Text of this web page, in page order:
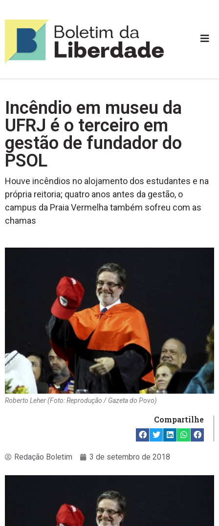
Incêndio em museu da
UFRJ é o terceiro em
gestão de fundador do
PSOL
Houve incêndios no alojamento dos estudantes e na
própria reitoria; quatro anos antes da gestão, o
campus da Praia Vermelha também sofreu com as
chamas
Roberto Leher (Foto: Reprodução / Gazeta do Povo)
Compartilhe
Redação Boletim 3 de setembro de 2018